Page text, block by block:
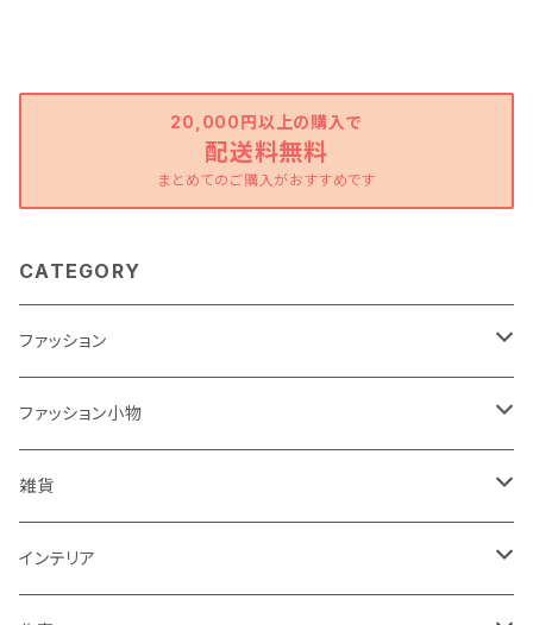
20,000円以上の購入で
配送料無料
まとめてのご購入がおすすめです
CATEGORY
ファッション
ワンピース
トップス
パンツ
ファッション小物
バッグ
ポーチ
雑貨
バスケット
インテリア